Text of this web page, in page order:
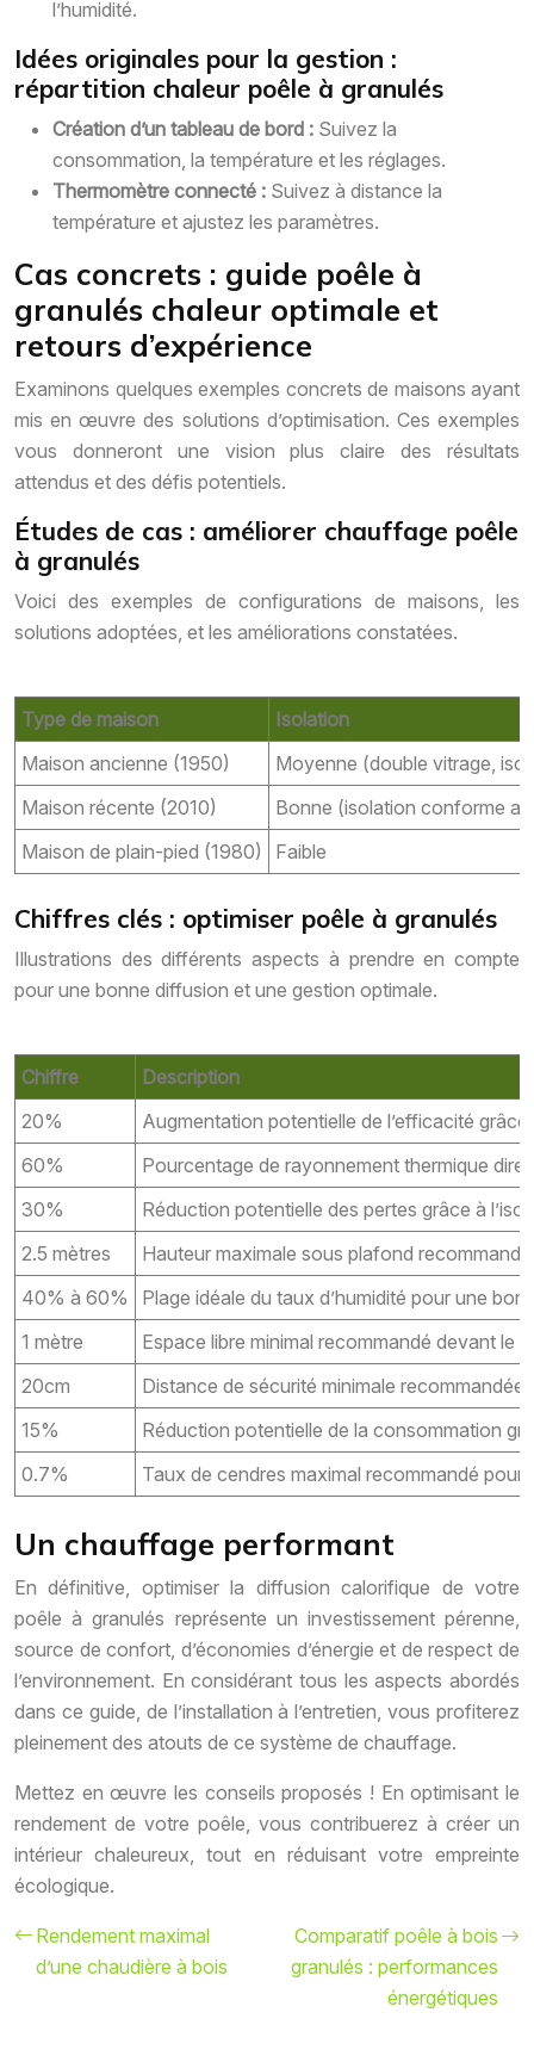
l’humidité.
Idées originales pour la gestion :
répartition chaleur poêle à granulés
Création d’un tableau de bord : Suivez la
consommation, la température et les réglages.
Thermomètre connecté : Suivez à distance la
température et ajustez les paramètres.
Cas concrets : guide poêle à
granulés chaleur optimale et
retours d’expérience
Examinons quelques exemples concrets de maisons ayant
mis en œuvre des solutions d’optimisation. Ces exemples
vous donneront une vision plus claire des résultats
attendus et des défis potentiels.
Études de cas : améliorer chauffage poêle
à granulés
Voici des exemples de configurations de maisons, les
solutions adoptées, et les améliorations constatées.
Type de maison
Isolation
Maison ancienne (1950)
Moyenne (double vitrage,
Maison récente (2010)
Bonne (isolation conforme
Maison de plain-pied (1980)
Faible
Chiffres clés : optimiser poêle à granulés
Illustrations des différents aspects à prendre en compte
pour une bonne diffusion et une gestion optimale.
Chiffre
Description
20%
Augmentation potentielle de l’efficacité
60%
Pourcentage de rayonnement thermique
30%
Réduction potentielle des pertes grâce à
2.5 mètres
Hauteur maximale sous plafond
40% à 60%
Plage idéale du taux d’humidité pour une
1 mètre
Espace libre minimal recommandé devant le
20cm
Distance de sécurité minimale
15%
Réduction potentielle de la consommation
0.7%
Taux de cendres maximal recommandé pour
Un chauffage performant
En définitive, optimiser la diffusion calorifique de votre
poêle à granulés représente un investissement pérenne,
source de confort, d’économies d’énergie et de respect de
l’environnement. En considérant tous les aspects abordés
dans ce guide, de l’installation à l’entretien, vous profiterez
pleinement des atouts de ce système de chauffage.
Mettez en œuvre les conseils proposés ! En optimisant le
rendement de votre poêle, vous contribuerez à créer un
intérieur chaleureux, tout en réduisant votre empreinte
écologique.
Rendement maximal
d’une chaudière à bois
Comparatif poêle à bois
granulés : performances
énergétiques